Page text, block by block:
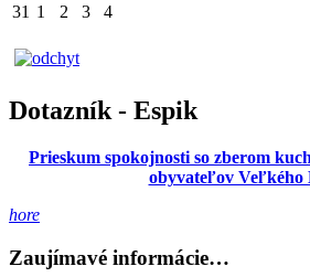
31 1 2 3 4
Dotazník - Espik
Prieskum spokojnosti so zberom
obyvateľov Veľkého
hore
Zaujímavé informácie…